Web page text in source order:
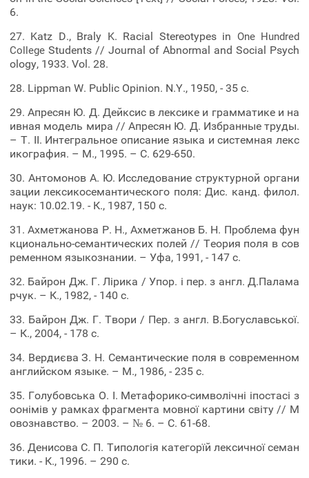
6.
27. Katz D., Braly K. Racial Stereotypes in One Hundred
College Students // Journal of Abnormal and Social Psych
ology, 1933. Vol. 28.
28. Lippman W. Public Opinion. N.Y., 1950, - 35 с.
29. Апресян Ю. Д. Дейксис в лексике и грамматике и на
ивная модель мира // Апресян Ю. Д. Избранные труды.
– Т. ІІ. Интегральное описание языка и системная лекс
икография. – М., 1995. – С. 629-650.
30. Антомонов А. Ю. Исследование структурной органи
зации лексикосемантического поля: Дис. канд. филол.
наук: 10.02.19. - К., 1987, 150 с.
31. Ахметжанова Р. Н., Ахметжанов Б. Н. Проблема фун
кционально-семантических полей // Теория поля в сов
ременном языкознании. – Уфа, 1991, - 147 с.
32. Байрон Дж. Г. Лірика / Упор. і пер. з англ. Д.Палама
рчук. – К., 1982, - 140 с.
33. Байрон Дж. Г. Твори / Пер. з англ. В.Богуславської.
– К., 2004, - 178 с.
34. Вердиєва З. Н. Семантические поля в современном
английском языке. – М., 1986, - 235 с.
35. Голубовська О. І. Метафорико-символічні іпостасі з
оонімів у рамках фрагмента мовної картини світу // М
овознавство. – 2003. – № 6. – С. 61-68.
36. Денисова С. П. Типологія категорїй лексичної семан
тики. - К., 1996. – 290 с.